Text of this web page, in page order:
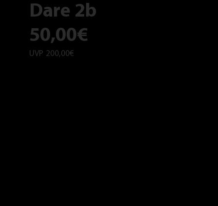
Dare 2b
50,00€
UVP 200,00€